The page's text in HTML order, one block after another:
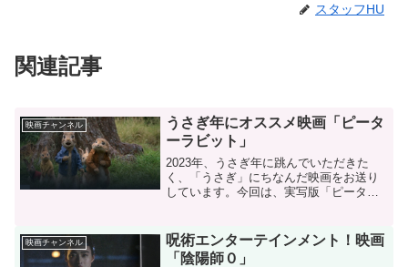
スタッフHU
関連記事
映画チャンネル
うさぎ年にオススメ映画「ピータ
ーラビット」
2023年、うさぎ年に跳んでいただきた
く、「うさぎ」にちなんだ映画をお送り
しています。今回は、実写版「ピーター
ガーさんの畑にも入っています。原作と
違うのは隣りに住む画家...
映画チャンネル
呪術エンターテインメント！映画
「陰陽師０」